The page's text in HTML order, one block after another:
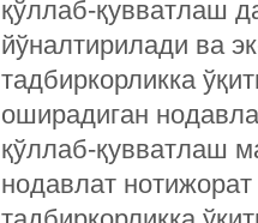
қўллаб-қувватлаш
йўналтирилади ва
тадбиркорликка
оширадиган
қўллаб-қувватлаш
нодавлат